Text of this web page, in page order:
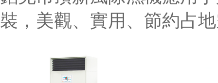
裝，美觀、實用、節約占